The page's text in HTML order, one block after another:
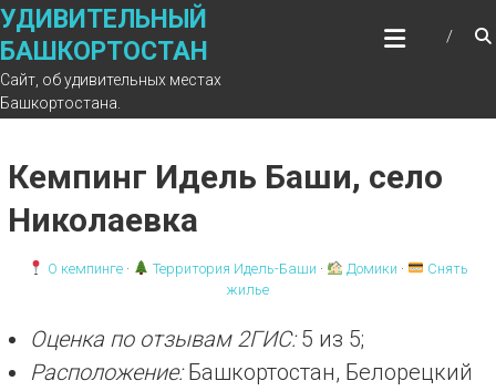
Перейти
к
содержимому
УДИВИТЕЛЬНЫЙ
БАШКОРТОСТАН
Сайт, об удивительных местах
Башкортостана.
Кемпинг Идель Баши, село
Николаевка
О кемпинге · Территория Идель-Баши · Домики ·
Снять
жилье
Оценка по отзывам 2ГИС:5 из 5;
Расположение:Башкортостан, Белорецкий